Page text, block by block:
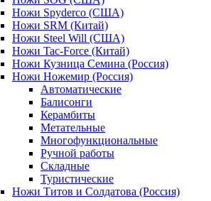
Ножи Spyderco (США)
Ножи SRM (Китай)
Ножи Steel Will (США)
Ножи Tac-Force (Китай)
Ножи Кузница Семина (Россия)
Ножи Ножемир (Россия)
Автоматические
Балисонги
Керамбиты
Метательные
Многофункциональные
Ручной работы
Складные
Туристические
Ножи Титов и Солдатова (Россия)